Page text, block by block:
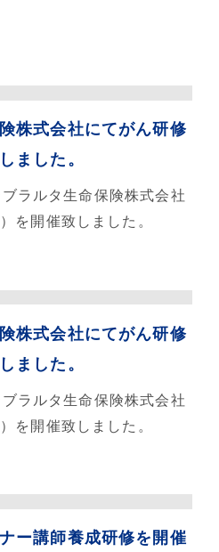
株式会社にてがん研修
ました。
ラルタ生命保険株式会社
を開催致しました。
株式会社にてがん研修
ました。
ラルタ生命保険株式会社
を開催致しました。
ー講師養成研修を開催